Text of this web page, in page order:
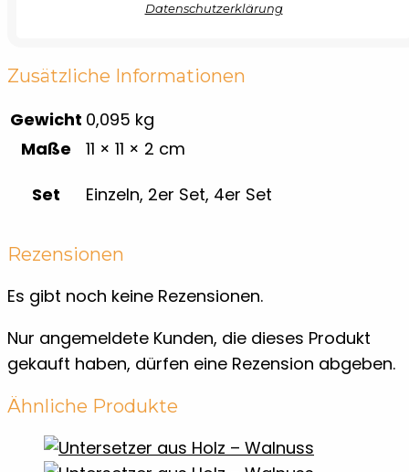
Datenschutzerklärung
Zusätzliche Informationen
Gewicht 0,095 kg
Maße
11 × 11 × 2 cm
Set
Einzeln, 2er Set, 4er Set
Rezensionen
Es gibt noch keine Rezensionen.
Nur angemeldete Kunden, die dieses Produkt
gekauft haben, dürfen eine Rezension abgeben.
Ähnliche Produkte